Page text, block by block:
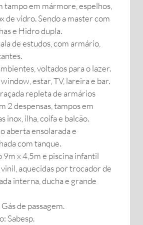
tampo em mármore, espelhos,
de vidro. Sendo a master com
e Hidro dupla.
de estudos, com armário,
voltados para o lazer.
estar, TV, lareira e bar.
repleta de armários
2 despensas, tampos em
inox, ilha, coifa e balcão.
aberta ensolarada e
com tanque.
9m x 4,5m e piscina infantil
aquecidas por trocador de
interna, ducha e grande
de passagem.
Sabesp.